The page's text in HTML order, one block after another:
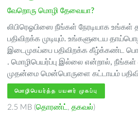
வேறொரு மொழி தேவையா?
லிபிரெஓபிஸை நீங்கள் நேரடியாக உங்கள்
பதிவிறக்க முடியும். உங்களுடைய
இடைமுகப்பை பதிவிறக்க கீழ்க்கண்ட
. மொழிபெயர்ப்பு இல்லை என்றால், நீங்கள்
முதன்மை மென்பொருளை கட்டாயம்
மொழிபெயர்த்த பயனர் முகப்பு
2.5 MB (தொரண்ட் , தகவல்)